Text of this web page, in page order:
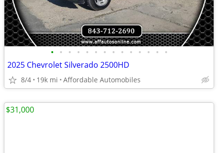
• • • • • • • • • • • • • •
2025 Chevrolet Silverado 2500HD
8/4 19k mi Affordable Automobiles
$31,000